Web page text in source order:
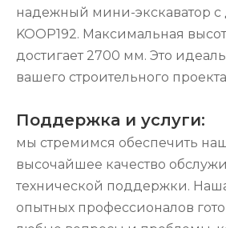
надежный мини-экскаватор с
KOOP192. Максимальная
достигает 2700 мм. Это
вашего строительного
Поддержка и услуги:
мы стремимся обеспечить
высочайшее качество
технической поддержки.
опытных профессионалов